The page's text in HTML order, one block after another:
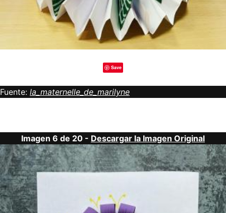
Save
Fuente: la_maternelle_de_marilyne
Imagen 6 de 20 - Descargar la Imagen Original